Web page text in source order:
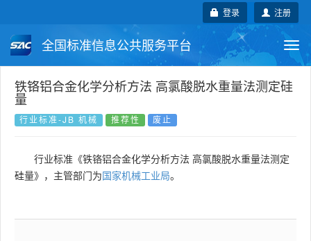
注册
登录
全国标准信息公共服务平台
国家标准 行业标准 地方标准
团体标准 企业标准
国外标准 技术委员会
铁铬铝合金化学分析方法 高氯酸脱水重量法测定硅
量
行业标准-JB 机械 推荐性 废止
行业标准《铁铬铝合金化学分析方法 高氯酸脱水重量法测定
硅量》，主管部门为国家机械工业局。